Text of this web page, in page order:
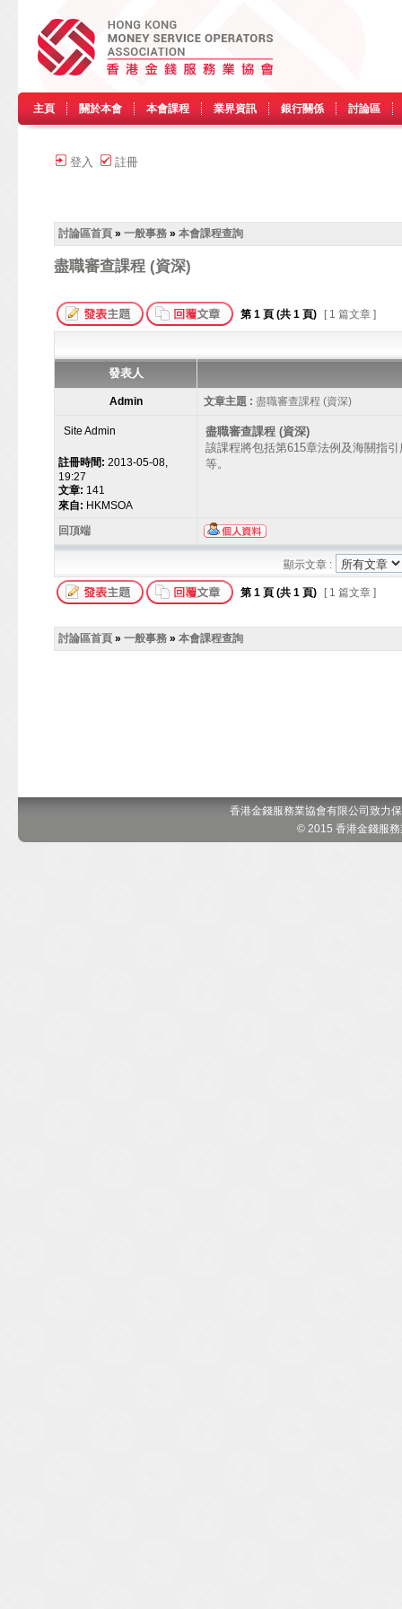
主頁 關於本會 本會課程 業界資訊 銀行關係 討論區
登入 註冊
討論區首頁 » 一般事務 » 本會課程查詢
盡職審查課程 (資深)
第 1 頁 (共 1 頁) [ 1 篇文章 ]
發表人
Admin 文章主題 : 盡職審查課程 (資深)
Site Admin
註冊時間: 2013-05-08,
19:27
文章: 141
來自: HKMSOA
盡職審查課程 (資深)
該課程將包括第615章法例及海關指
等。
回頂端
顯示文章 :
第 1 頁 (共 1 頁) [ 1 篇文章 ]
討論區首頁 » 一般事務 » 本會課程查詢
香港金錢服務業協會有限公司致力
© 2015 香港金錢服